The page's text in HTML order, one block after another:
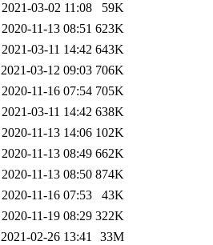
2021-03-02 11:08
59K
2020-11-13 08:51 623K
2021-03-11 14:42 643K
2021-03-12 09:03 706K
2020-11-16 07:54 705K
2021-03-11 14:42 638K
2020-11-13 14:06 102K
2020-11-13 08:49 662K
2020-11-13 08:50 874K
2020-11-16 07:53
43K
2020-11-19 08:29 322K
2021-02-26 13:41
33M